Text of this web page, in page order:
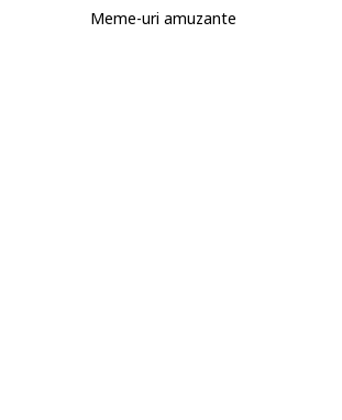
Meme-uri amuzante